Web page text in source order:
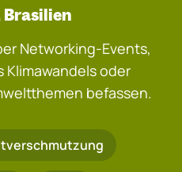
Brasilien
Networking-Events,
Klimawandels oder
befassen.